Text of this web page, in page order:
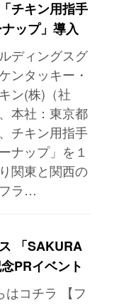
チキン用指手
ップ」導入
ディングスグ
ンタッキー・
ン(株)（社
本社：東京都
チキン用指手
ナップ」を１
関東と関西の
ラ…
「SAKURA
PRイベント
はコチラ 【フ